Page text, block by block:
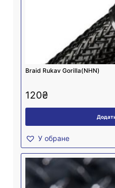
Braid Rukav Gorilla(NHN)
120₴
У обране